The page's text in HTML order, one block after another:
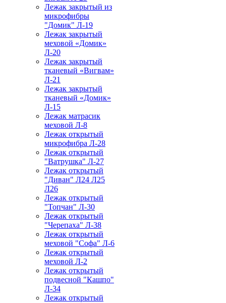
Лежак закрытый из
микрофибры
"Домик" Л-19
Лежак закрытый
меховой «Домик»
Л-20
Лежак закрытый
тканевый «Вигвам»
Л-21
Лежак закрытый
тканевый «Домик»
Л-15
Лежак матрасик
меховой Л-8
Лежак открытый
микрофибра Л-28
Лежак открытый
"Ватрушка" Л-27
Лежак открытый
"Диван" Л24 Л25
Л26
Лежак открытый
"Топчан" Л-30
Лежак открытый
"Черепаха" Л-38
Лежак открытый
меховой "Софа" Л-6
Лежак открытый
меховой Л-2
Лежак открытый
подвесной "Кашпо"
Л-34
Лежак открытый